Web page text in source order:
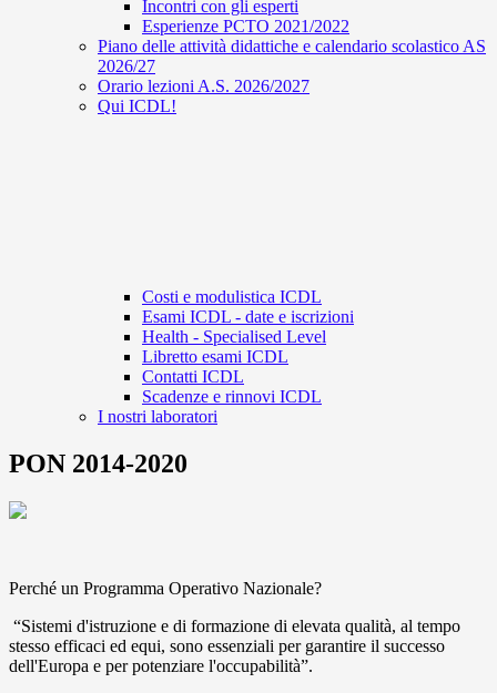
Incontri con gli esperti
Esperienze PCTO 2021/2022
Piano delle attività didattiche e calendario scolastico AS
2026/27
Orario lezioni A.S. 2026/2027
Qui ICDL!
Costi e modulistica ICDL
Esami ICDL - date e iscrizioni
Health - Specialised Level
Libretto esami ICDL
Contatti ICDL
Scadenze e rinnovi ICDL
I nostri laboratori
PON 2014-2020
Perché un Programma Operativo Nazionale?
“Sistemi d'istruzione e di formazione di elevata qualità, al tempo
stesso efficaci ed equi, sono essenziali per garantire il successo
dell'Europa e per potenziare l'occupabilità”.